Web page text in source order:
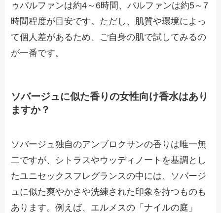
ゥパルファンは約4～6時間、パルファンは約5～7
時間程度が目安です。ただし、肌質や環境によっ
て個人差があるため、ご自身の肌で試してみるの
が一番です。
ソバージュに似た香りの女性向け香水はあり
ますか？
ソバージュ独自のアンブロクサンの香りは唯一無
二ですが、シトラスやウッディノートを基調とし
たユニセックスフレグランスの中には、ソバージ
ュに似た爽やかさや洗練された印象を持つものも
あります。例えば、エルメスの「ナイルの庭」